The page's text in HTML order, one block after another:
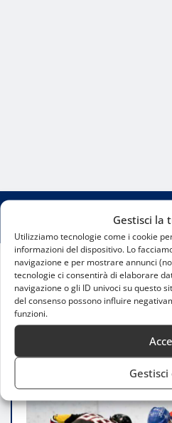
Gestisci la
Utilizziamo tecnologie come i cookie
informazioni del dispositivo. Lo
navigazione e per mostrare annunci
tecnologie ci consentirà di elaborare
navigazione o gli ID univoci su questo
del consenso possono influire
funzioni.
Home
HC Milano difende il
giornata infiammano la Serie